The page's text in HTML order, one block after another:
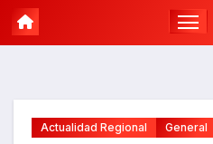
Actualidad Regional General